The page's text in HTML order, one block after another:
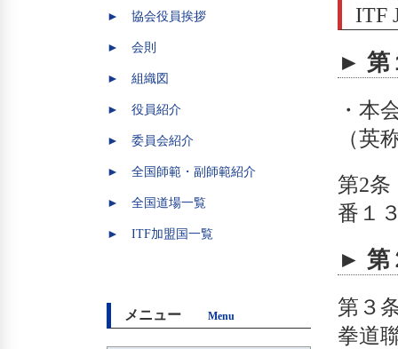
► 協会役員挨拶
► 会則
► 組織図
► 役員紹介
► 委員会紹介
► 全国師範・副師範紹介
► 全国道場一覧
► ITF加盟国一覧
メニュー Menu
ITF
► 第
・本
（英
第2
番１
► 第
第３
拳道